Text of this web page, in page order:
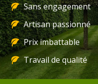
Sans engagement
Artisan passionné
Prix imbattable
Travail de qualité